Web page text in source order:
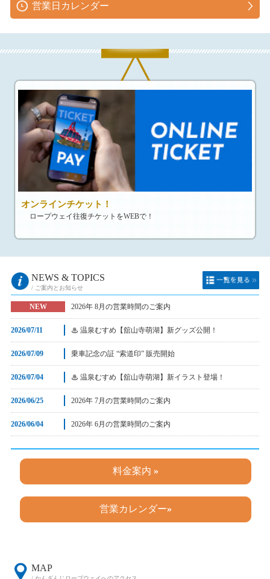
営業日カレンダー
オンラインチケット！
ロープウェイ往復チケットをWEBで！
NEWS & TOPICS
/ ご案内とお知らせ
NEW 2026年 8月の営業時間のご案内
2026/07/11 ♨ 温泉むすめ【舘山寺萌湖】新グッズ公開！
2026/07/09 乗車記念の証 “索道印” 販売開始
2026/07/04 ♨ 温泉むすめ【舘山寺萌湖】新イラスト登場！
2026/06/25 2026年 7月の営業時間のご案内
2026/06/04 2026年 6月の営業時間のご案内
料金案内 »
営業カレンダー»
MAP